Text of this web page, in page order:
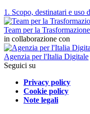
1. Scopo, destinatari e uso
Team per la
in collaborazione con
Agenzia per l'Italia Digitale
Seguici su
Privacy policy
Cookie policy
Note legali